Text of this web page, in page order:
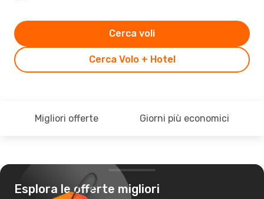
Cerca Volo + Hotel
Cerca voli
Migliori offerte Giorni più economici
Esplora le offerte migliori